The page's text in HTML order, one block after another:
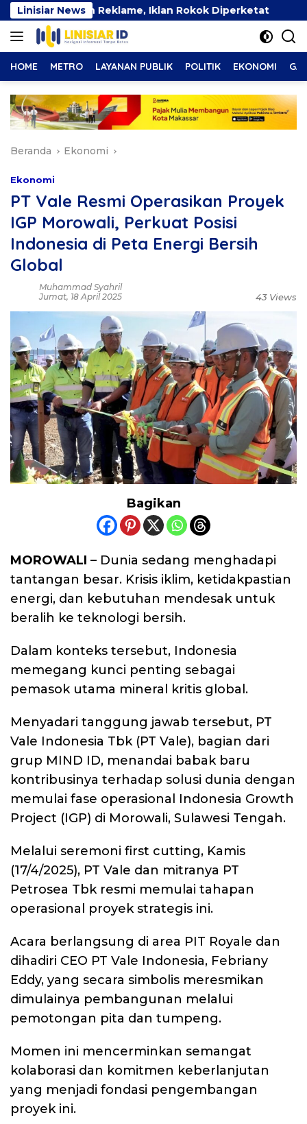
Langsung
ke
konten
Linisiar News
Reklame, Iklan Rokok Diperketat Wakil Wali
HOME METRO LAYANAN PUBLIK POLITIK EKONOMI
Beranda Ekonomi
Ekonomi
PT Vale Resmi Operasikan Proyek
IGP Morowali, Perkuat Posisi
Indonesia di Peta Energi Bersih
Global
Muhammad Syahril
Jumat, 18 April 2025
43 Views
Bagikan
MOROWALI – Dunia sedang menghadapi
tantangan besar. Krisis iklim, ketidakpastian
energi, dan kebutuhan mendesak untuk
beralih ke teknologi bersih.
Dalam konteks tersebut, Indonesia
memegang kunci penting sebagai
pemasok utama mineral kritis global.
Menyadari tanggung jawab tersebut, PT
Vale Indonesia Tbk (PT Vale), bagian dari
grup MIND ID, menandai babak baru
kontribusinya terhadap solusi dunia dengan
memulai fase operasional Indonesia Growth
Project (IGP) di Morowali, Sulawesi Tengah.
Melalui seremoni first cutting, Kamis
(17/4/2025), PT Vale dan mitranya PT
Petrosea Tbk resmi memulai tahapan
operasional proyek strategis ini.
Acara berlangsung di area PIT Royale dan
dihadiri CEO PT Vale Indonesia, Febriany
Eddy, yang secara simbolis meresmikan
dimulainya pembangunan melalui
pemotongan pita dan tumpeng.
Momen ini mencerminkan semangat
kolaborasi dan komitmen keberlanjutan
yang menjadi fondasi pengembangan
proyek ini.